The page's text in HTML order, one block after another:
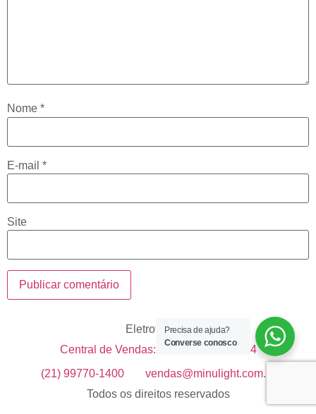
Nome *
E-mail *
Site
Eletrotécnica
Central de Vendas: +55 21 99633-1514
(21) 99770-1400
vendas@minulight.com.br
Todos os direitos reservados
Precisa de ajuda?
Converse conosco